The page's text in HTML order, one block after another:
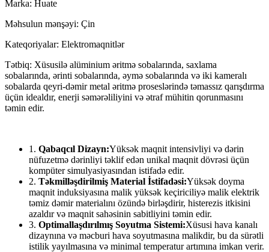
Marka: Huate
Məhsulun mənşəyi: Çin
Kateqoriyalar: Elektromaqnitlər
Tətbiq: Xüsusilə alüminium əritmə sobalarında, saxlama
sobalarında, ərinti sobalarında, əymə sobalarında və iki kameralı
sobalarda qeyri-dəmir metal əritmə proseslərində təmassız qarışdırma
üçün idealdır, enerji səmərəliliyini və ətraf mühitin qorunmasını
təmin edir.
1. Qabaqcıl Dizayn:Yüksək maqnit intensivliyi və dərin
nüfuzetmə dərinliyi təklif edən unikal maqnit dövrəsi üçün
kompüter simulyasiyasından istifadə edir.
2. Təkmilləşdirilmiş Material İstifadəsi:Yüksək doyma
maqnit induksiyasına malik yüksək keçiriciliyə malik elektrik
təmiz dəmir materialını özündə birləşdirir, histerezis itkisini
azaldır və maqnit sahəsinin sabitliyini təmin edir.
3. Optimallaşdırılmış Soyutma Sistemi:Xüsusi hava kanalı
dizaynına və məcburi hava soyutmasına malikdir, bu da sürətli
istilik yayılmasına və minimal temperatur artımına imkan verir.